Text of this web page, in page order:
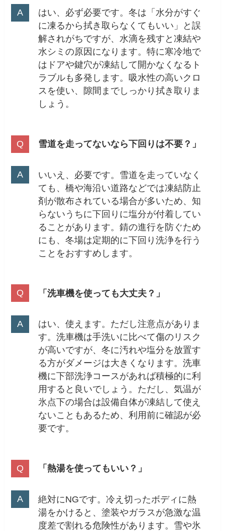
はい、必ず必要です。冬は「水分がすぐ
に凍るから拭き取らなくてもいい」と誤
解されがちですが、水滴を残すと凍結や
水シミの原因になります。特に寒冷地で
はドアや鍵穴が凍結して開かなくなるト
ラブルも多発します。吸水性の高いクロ
スを使い、隙間までしっかり拭き取りま
しょう。
雪道を走ってないなら下回りは不要？」
いいえ、必要です。雪道を走っていなく
ても、橋や海沿い道路などでは凍結防止
剤が散布されている場合が多いため、知
らないうちに下回りに塩分が付着してい
ることがあります。錆の進行を防ぐため
にも、冬場は定期的に下回り洗浄を行う
ことをおすすめします。
「洗車機を使っても大丈夫？」
はい、使えます。ただし注意点がありま
す。洗車機は手洗いに比べて傷のリスク
が高いですが、冬に汚れや塩分を放置す
る方がダメージは大きくなります。洗車
機に下部洗浄コースがあれば積極的に利
用すると良いでしょう。ただし、気温が
氷点下の場合は設備自体が凍結して使え
ないこともあるため、利用前に確認が必
要です。
「熱湯を使ってもいい？」
絶対にNGです。冷え切ったボディに熱
湯をかけると、塗装やガラスが急激な温
度差で割れる危険性があります。雪や氷